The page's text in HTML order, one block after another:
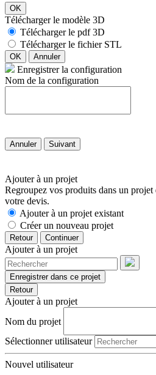
OK
Télécharger le modèle 3D
Télécharger le pdf 3D
Télécharger le fichier STL
OK Annuler
Enregistrer la configuration
Nom de la configuration
Annuler Suivant
Ajouter à un projet
Regroupez vos produits dans un projet
votre devis.
Ajouter à un projet existant
Créer un nouveau projet
Retour Continuer
Ajouter à un projet
Enregistrer dans ce projet
Retour
Ajouter à un projet
Nom du projet
Sélectionner utilisateur
Nouvel utilisateur